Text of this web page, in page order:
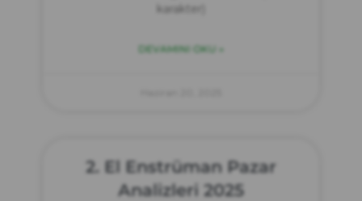
karakter)
DEVAMINI OKU »
2. El Enstrüman Pazar
Analizleri 2025